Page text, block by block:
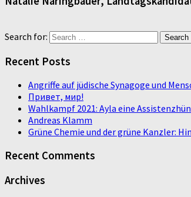
Search for:
Recent Posts
Angriffe auf jüdische Synagoge und
Привет, мир!
Wahlkampf 2021: Ayla eine
Andreas Klamm
Grüne Chemie und der grüne Kanzler:
Recent Comments
Archives